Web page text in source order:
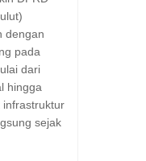
dengan
pada
dari
hingga
infrastruktur
sejak